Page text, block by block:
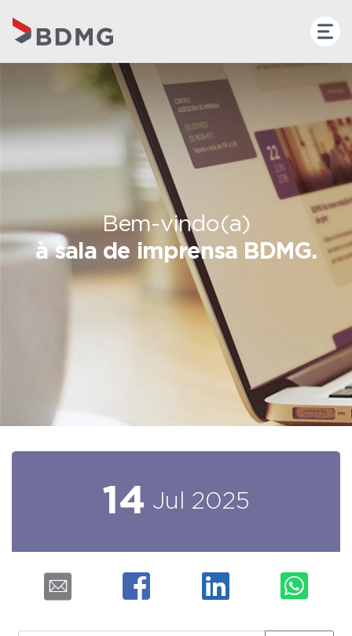
Bem-vindo(a)
à sala de imprensa BDMG.
14 Jul 2025